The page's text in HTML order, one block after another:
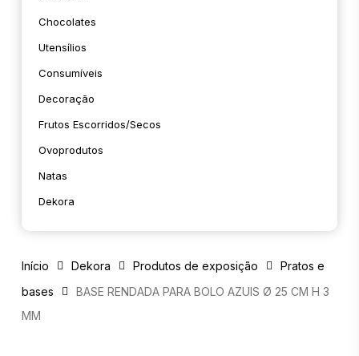
Chocolates
Utensílios
Consumíveis
Decoração
Frutos Escorridos/secos
Ovoprodutos
Natas
Dekora
Início Dekora Produtos de exposição
Pratos e
bases
BASE RENDADA PARA BOLO AZUIS Ø 25 CM H 3
MM